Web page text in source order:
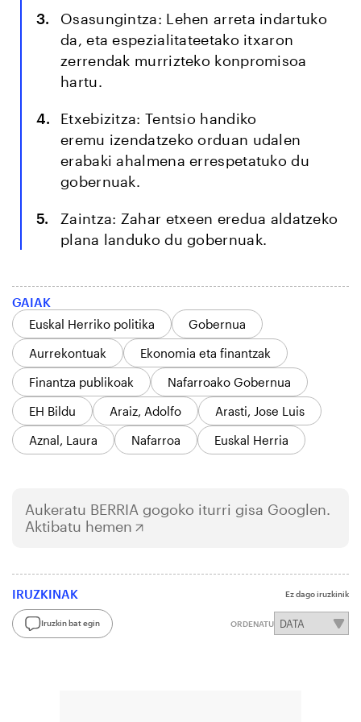
Osasungintza: Lehen arreta indartuko
da, eta espezialitateetako itxaron
zerrendak murrizteko konpromisoa
hartu.
Etxebizitza: Tentsio handiko
eremu izendatzeko orduan udalen
erabaki ahalmena errespetatuko du
gobernuak.
Zaintza: Zahar etxeen eredua aldatzeko
plana landuko du gobernuak.
GAIAK
Euskal Herriko politika
Gobernua
Aurrekontuak
Ekonomia eta finantzak
Finantza publikoak
Nafarroako Gobernua
EH Bildu
Araiz, Adolfo
Arasti, Jose Luis
Aznal, Laura
Nafarroa Euskal Herria
Aukeratu BERRIA gogoko iturri gisa Googlen.
Aktibatu hemen
IRUZKINAK Ez dago iruzkinik
Iruzkin bat egin ORDENATU